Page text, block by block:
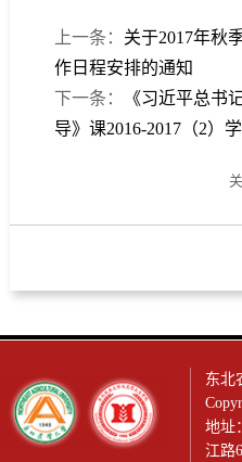
上一条： 关于2017年秋
作日程安排的通知
下一条：
《习近平总书
导》课2016-2017（2）
东北
地址
江路